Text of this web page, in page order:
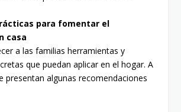
para fomentar el
casa
a las familias herramientas y
que puedan aplicar en el hogar. A
presentan algunas recomendaciones